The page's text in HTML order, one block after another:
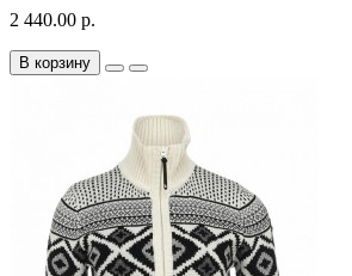
2 440.00 р.
В корзину